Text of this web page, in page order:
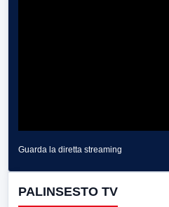
Guarda la diretta streaming
PALINSESTO TV